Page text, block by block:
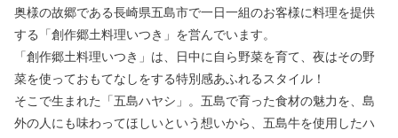
奥様の故郷である長崎県五島市で一日一組のお客様に料理を提供
する「創作郷土料理いつき」を営んでいます。
「創作郷土料理いつき」は、日中に自ら野菜を育て、夜はその野
菜を使っておもてなしをする特別感あふれるスタイル！
そこで生まれた「五島ハヤシ」。五島で育った食材の魅力を、島
外の人にも味わってほしいという想いから、五島牛を使用したハ